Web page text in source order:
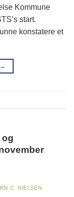
Kommune
start.
konstatere et
→
og
C. NIELSEN